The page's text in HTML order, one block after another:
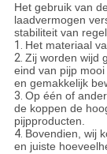
Het gebruik van
laadvermogen
stabiliteit van
1. Het materiaal
2. Zij worden wijd
eind van pijp
en gemakkelijk
3. Op één of
de koppen de
pijpproducten.
4. Bovendien, wij
en juiste